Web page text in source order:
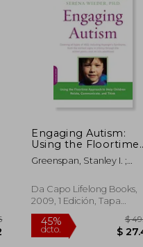
$ 30.79 dcto.
Engaging Autism:
Using the Floortime
Approach to Help
Children Relate,
Think (a Merloyd
Lawrence Book) (en
Greenspan, Stanley I. ;
Da Capo Lifelong Books,
2009, 1 Edición, Tapa
Blanda, Nuevo